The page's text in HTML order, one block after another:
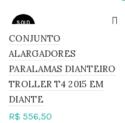
SOLD
CONJUNTO
ALARGADORES
PARALAMAS DIANTEIRO
TROLLER T4 2015 EM
DIANTE
R$ 556,50